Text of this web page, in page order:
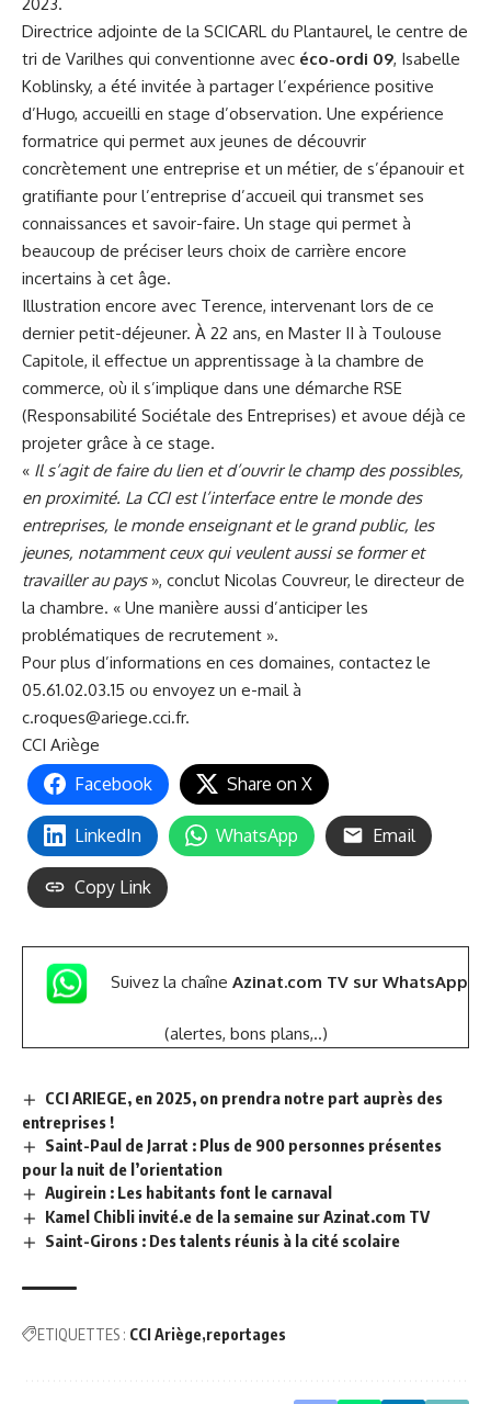
Directrice adjointe de la SCICARL du Plantaurel, le centre de
tri de Varilhes qui conventionne avec éco-ordi 09, Isabelle
Koblinsky, a été invitée à partager l’expérience positive
d’Hugo, accueilli en stage d’observation. Une expérience
formatrice qui permet aux jeunes de découvrir
concrètement une entreprise et un métier, de s’épanouir et
gratifiante pour l’entreprise d’accueil qui transmet ses
connaissances et savoir-faire. Un stage qui permet à
beaucoup de préciser leurs choix de carrière encore
incertains à cet âge.
Illustration encore avec Terence, intervenant lors de ce
dernier petit-déjeuner. À 22 ans, en Master II à Toulouse
Capitole, il effectue un apprentissage à la chambre de
commerce, où il s’implique dans une démarche RSE
(Responsabilité Sociétale des Entreprises) et avoue déjà ce
projeter grâce à ce stage.
« Il s’agit de faire du lien et d’ouvrir le champ des possibles,
en proximité. La CCI est l’interface entre le monde des
entreprises, le monde enseignant et le grand public, les
jeunes, notamment ceux qui veulent aussi se former et
travailler au pays », conclut Nicolas Couvreur, le directeur de
la chambre. « Une manière aussi d’anticiper les
problématiques de recrutement ».
Pour plus d’informations en ces domaines, contactez le
05.61.02.03.15 ou envoyez un e-mail à
c.roques@ariege.cci.fr.
CCI Ariège
Facebook Share on X
LinkedIn WhatsApp Email
Copy Link
Suivez la chaîne Azinat.com TV sur WhatsApp
(alertes, bons plans,..)
CCI ARIEGE, en 2025, on prendra notre part auprès des
entreprises !
Saint-Paul de Jarrat : Plus de 900 personnes présentes
pour la nuit de l’orientation
Augirein : Les habitants font le carnaval
Kamel Chibli invité.e de la semaine sur Azinat.com TV
Saint-Girons : Des talents réunis à la cité scolaire
ETIQUETTES : CCI Ariège reportages